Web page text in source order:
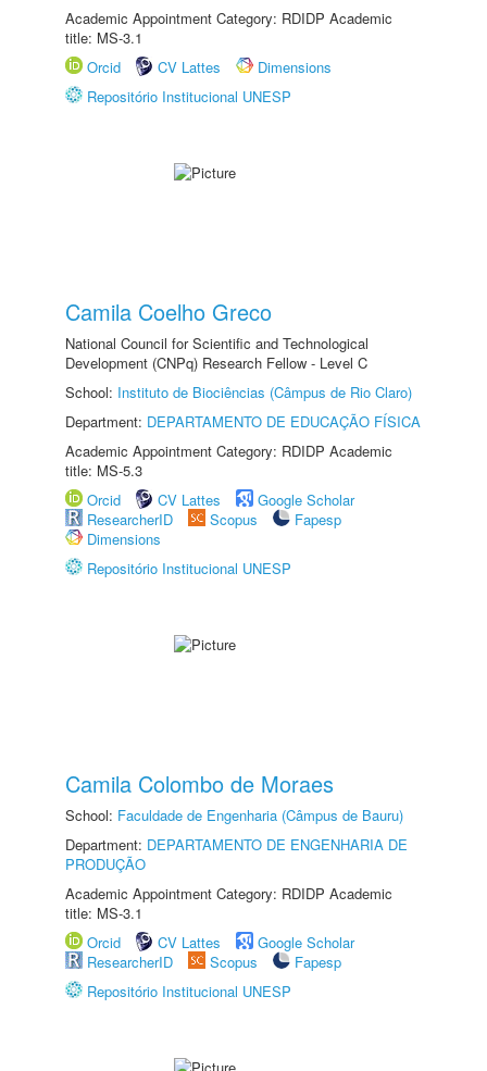
Academic Appointment Category: RDIDP Academic
title: MS-3.1
Orcid
CV Lattes
Dimensions
Repositório Institucional UNESP
Camila Coelho Greco
National Council for Scientific and Technological
Development (CNPq) Research Fellow - Level C
School: Instituto de Biociências (Câmpus de Rio Claro)
Department: DEPARTAMENTO DE EDUCAÇÃO FÍSICA
Academic Appointment Category: RDIDP Academic
title: MS-5.3
Orcid
CV Lattes
Google Scholar
ResearcherID
Scopus
Fapesp
Dimensions
Repositório Institucional UNESP
Camila Colombo de Moraes
School: Faculdade de Engenharia (Câmpus de Bauru)
Department: DEPARTAMENTO DE ENGENHARIA DE
PRODUÇÃO
Academic Appointment Category: RDIDP Academic
title: MS-3.1
Orcid
CV Lattes
Google Scholar
ResearcherID
Scopus
Fapesp
Repositório Institucional UNESP